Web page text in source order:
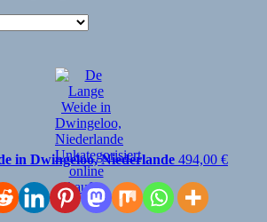
in Dwingeloo, Niederlande 494,00 €